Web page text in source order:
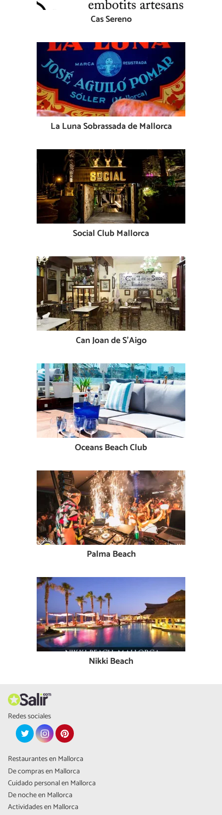
Cas Sereno
La Luna Sobrassada de Mallorca
Social Club Mallorca
Can Joan de S'Aigo
Oceans Beach Club
Palma Beach
Nikki Beach
Redes sociales
Restaurantes en Mallorca
De compras en Mallorca
Cuidado personal en Mallorca
De noche en Mallorca
Actividades en Mallorca